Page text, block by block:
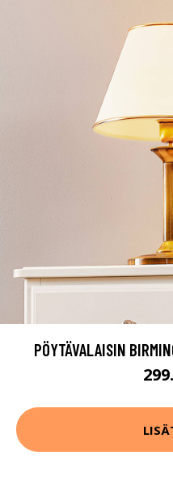
PÖYTÄVALAISIN